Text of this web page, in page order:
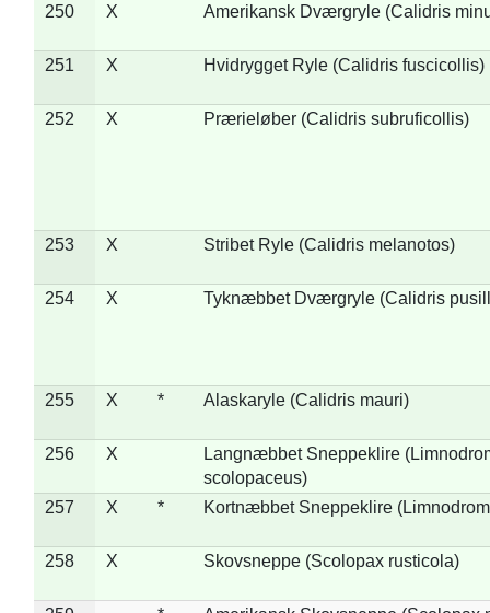
250 X Amerikansk Dværgryle (Calidris
251 X Hvidrygget Ryle (Calidris fuscicollis)
252 X Prærieløber (Calidris subruficollis)
253 X Stribet Ryle (Calidris melanotos)
254 X Tyknæbbet Dværgryle (Calidris
255 X * Alaskaryle (Calidris mauri)
256 X
Langnæbbet Sneppeklire
scolopaceus)
257
X * Kortnæbbet Sneppeklire
258 X Skovsneppe (Scolopax rusticola)